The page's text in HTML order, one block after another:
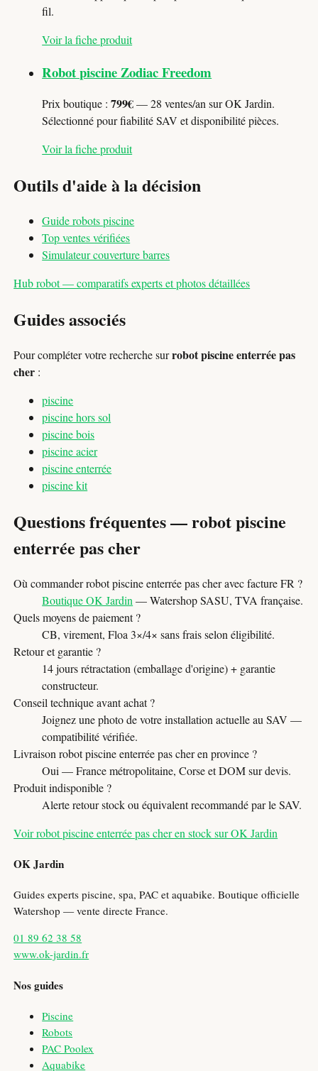
fil.
Voir la fiche produit
Robot piscine Zodiac Freedom
Prix boutique :799€— 28 ventes/an sur OK Jardin.
Sélectionné pour fiabilité SAV et disponibilité pièces.
Voir la fiche produit
Outils d'aide à la décision
Guide robots piscine
Top ventes vérifiées
Simulateur couverture barres
Hub robot — comparatifs experts et photos détaillées
Guides associés
Pour compléter votre recherche surrobot piscine enterrée pas
cher :
piscine
piscine hors sol
piscine bois
piscine acier
piscine enterrée
piscine kit
Questions fréquentes — robot piscine
enterrée pas cher
Où commander robot piscine enterrée pas cher avec facture FR ?
Boutique OK Jardin — Watershop SASU, TVA française.
Quels moyens de paiement ?
CB, virement, Floa 3×/4× sans frais selon éligibilité.
Retour et garantie ?
14 jours rétractation (emballage d'origine) + garantie
constructeur.
Conseil technique avant achat ?
Joignez une photo de votre installation actuelle au SAV —
compatibilité vérifiée.
Livraison robot piscine enterrée pas cher en province ?
Oui — France métropolitaine, Corse et DOM sur devis.
Produit indisponible ?
Alerte retour stock ou équivalent recommandé par le SAV.
Voir robot piscine enterrée pas cher en stock sur OK Jardin
OK Jardin
Guides experts piscine, spa, PAC et aquabike. Boutique officielle
Watershop — vente directe France.
01 89 62 38 58
www.ok-jardin.fr
Nos guides
Piscine
Robots
PAC Poolex
Aquabike